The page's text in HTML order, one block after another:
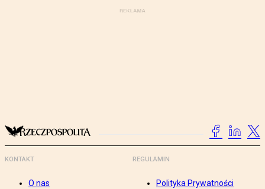
KONTAKT
O nas
REGULAMIN
Polityka Prywatności